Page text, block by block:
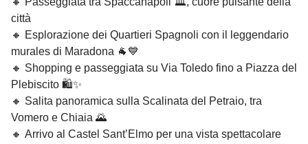
città
🔸 Esplorazione dei Quartieri Spagnoli con il leggendario
murales di Maradona 🐐💙
🔸 Shopping e passeggiata su Via Toledo fino a Piazza del
Plebiscito 🛍️✨
🔸 Salita panoramica sulla Scalinata del Petraio, tra
Vomero e Chiaia 🌄
🔸 Arrivo al Castel Sant’Elmo per una vista spettacolare